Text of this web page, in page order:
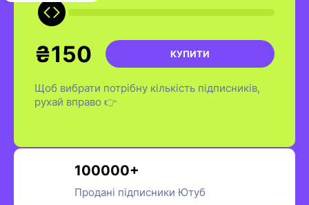
₴150 КУПИТИ
Щоб вибрати потрібну кількість підписників,
рухай вправо 👉
100000+
Продані підписники Ютуб